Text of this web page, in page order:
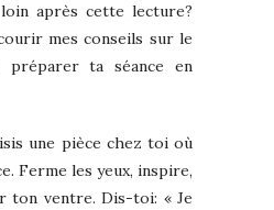
après cette lecture?
mes conseils sur le
préparer ta séance en
une pièce chez toi où
Ferme les yeux, inspire,
ton ventre. Dis-toi: « Je